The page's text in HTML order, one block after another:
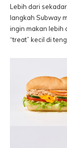
Lebih dari
langkah Subway
ingin makan lebih
“treat” kecil di